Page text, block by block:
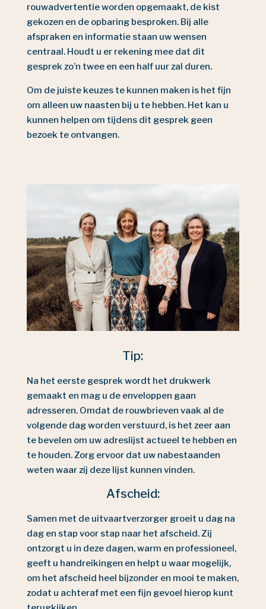
rouwadvertentie worden opgemaakt, de kist
gekozen en de opbaring besproken. Bij alle
afspraken en informatie staan uw wensen
centraal. Houdt u er rekening mee dat dit
gesprek zo’n twee en een half uur zal duren.
Om de juiste keuzes te kunnen maken is het fijn
om alleen uw naasten bij u te hebben. Het kan u
kunnen helpen om tijdens dit gesprek geen
bezoek te ontvangen.
Tip:
Na het eerste gesprek wordt het drukwerk
gemaakt en mag u de enveloppen gaan
adresseren. Omdat de rouwbrieven vaak al de
volgende dag worden verstuurd, is het zeer aan
te bevelen om uw adreslijst actueel te hebben en
te houden. Zorg ervoor dat uw nabestaanden
weten waar zij deze lijst kunnen vinden.
Afscheid:
Samen met de uitvaartverzorger groeit u dag na
dag en stap voor stap naar het afscheid. Zij
ontzorgt u in deze dagen, warm en professioneel,
geeft u handreikingen en helpt u waar mogelijk,
om het afscheid heel bijzonder en mooi te maken,
zodat u achteraf met een fijn gevoel hierop kunt